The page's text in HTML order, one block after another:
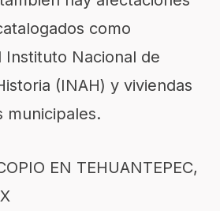
como
Nacional de
(INAH) y viviendas
municipales.
EN TEHUANTEPEC,